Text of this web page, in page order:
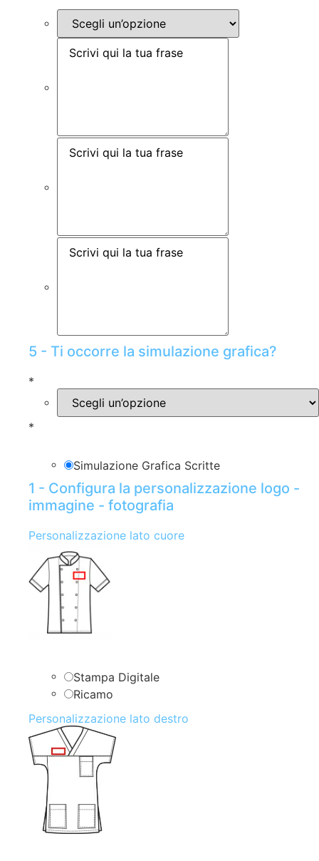
5 - Ti occorre la simulazione grafica?
*
*
Simulazione Grafica Scritte
1 - Configura la personalizzazione logo -
immagine - fotografia
Personalizzazione lato cuore
Stampa Digitale
Ricamo
Personalizzazione lato destro